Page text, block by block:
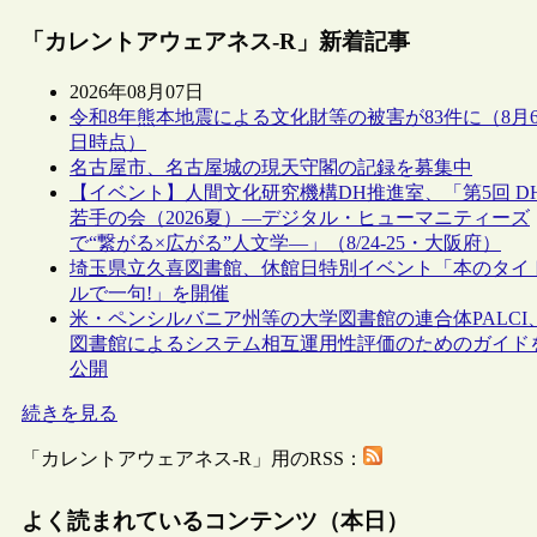
「カレントアウェアネス-R」新着記事
2026年08月07日
令和8年熊本地震による文化財等の被害が83件に（8月
日時点）
名古屋市、名古屋城の現天守閣の記録を募集中
【イベント】人間文化研究機構DH推進室、「第5回
若手の会（2026夏）―デジタル・ヒューマニティーズ
で“繋がる×広がる”人文学―」（8/24-25・大阪府）
埼玉県立久喜図書館、休館日特別イベント「本のタイ
ルで一句!」を開催
米・ペンシルバニア州等の大学図書館の連合体PALCI、
図書館によるシステム相互運用性評価のためのガイド
公開
続きを見る
「カレントアウェアネス-R」用のRSS：
よく読まれているコンテンツ（本日）